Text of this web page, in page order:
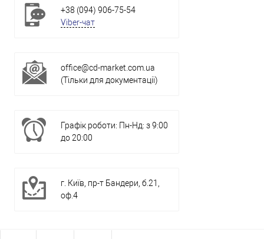
+38 (094) 906-75-54
Viber-чат
office@cd-market.com.ua
(Тільки для документації)
Графік роботи: Пн-Нд: з 9:00
до 20:00
г. Київ, пр-т Бандери, б.21,
оф.4